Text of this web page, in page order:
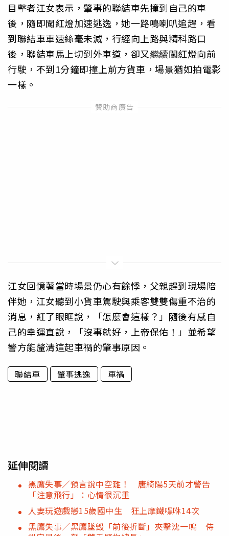
目擊者江女表示，肇事的聯結車先撞到自己的車
後，隨即闖紅燈加速逃逸，她一路鳴喇叭追趕，看
到聯結車車速絲毫未減，行經向上路與精科路口
後，聯結車馬上切到外車道，卻又繼續闖紅燈向前
行駛，不到1分鐘即撞上前方貨車，場景猶如拍電影
一樣。
江女回憶著當時場景仍心有餘悸，父親趕到現場陪
伴她，江女聽到小貨車駕駛與乘客雙雙傷重不治的
消息，紅了眼眶說，「怎麼會這樣？」隨後有感自
己的幸運直說，「沒事就好，上帝保佑！」並希望
警方能釐清這起車禍的肇事原因。
聯結車 肇事逃逸 車禍
延伸閱讀
黑鷹失事／預言說中空難！ 唐綺陽5天前才警告
「注意飛行」：心情很沉重
人妻玩遊戲戀15歲國中生 狂上摩鐵嘿咻14次
黑鷹失事／黑鷹墜毀「前後折斷」夾擊沈一鳴 侍